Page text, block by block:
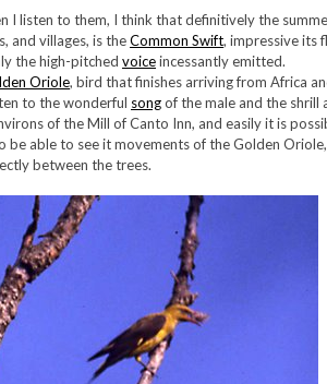
I listen to them, I think that definitively the
and villages, is theCommon Swift, impressive its
the high-pitched voiceincessantly emitted.
Oriole, bird that finishes arriving from Africa
to the wonderful songof the male and the shrill
of the Mill of Canto Inn, and easily it is
be able to see it movements of the Golden
between the trees.